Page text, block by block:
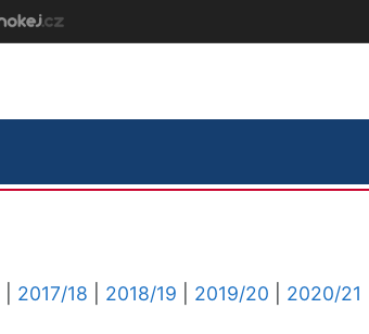
2017/18 2018/19 2019/20
2020/21